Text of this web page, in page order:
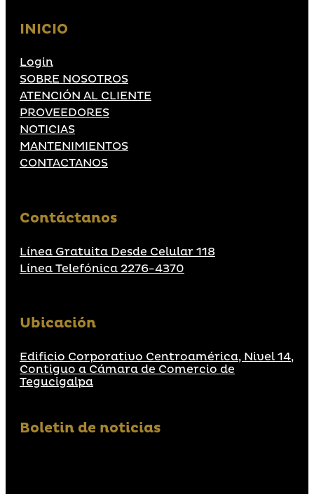
INICIO
Login
SOBRE NOSOTROS
ATENCIÓN AL CLIENTE
PROVEEDORES
NOTICIAS
MANTENIMIENTOS
CONTACTANOS
Contáctanos
Línea Gratuita Desde Celular 118
Línea Telefónica 2276-4370
Ubicación
Edificio Corporativo Centroamérica, Nivel 14,
Contiguo a Cámara de Comercio de
Tegucigalpa
Boletin de noticias